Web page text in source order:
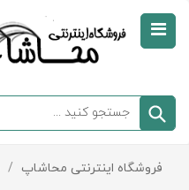
سبد
فروشگاه اینترنتی محاشاپ /